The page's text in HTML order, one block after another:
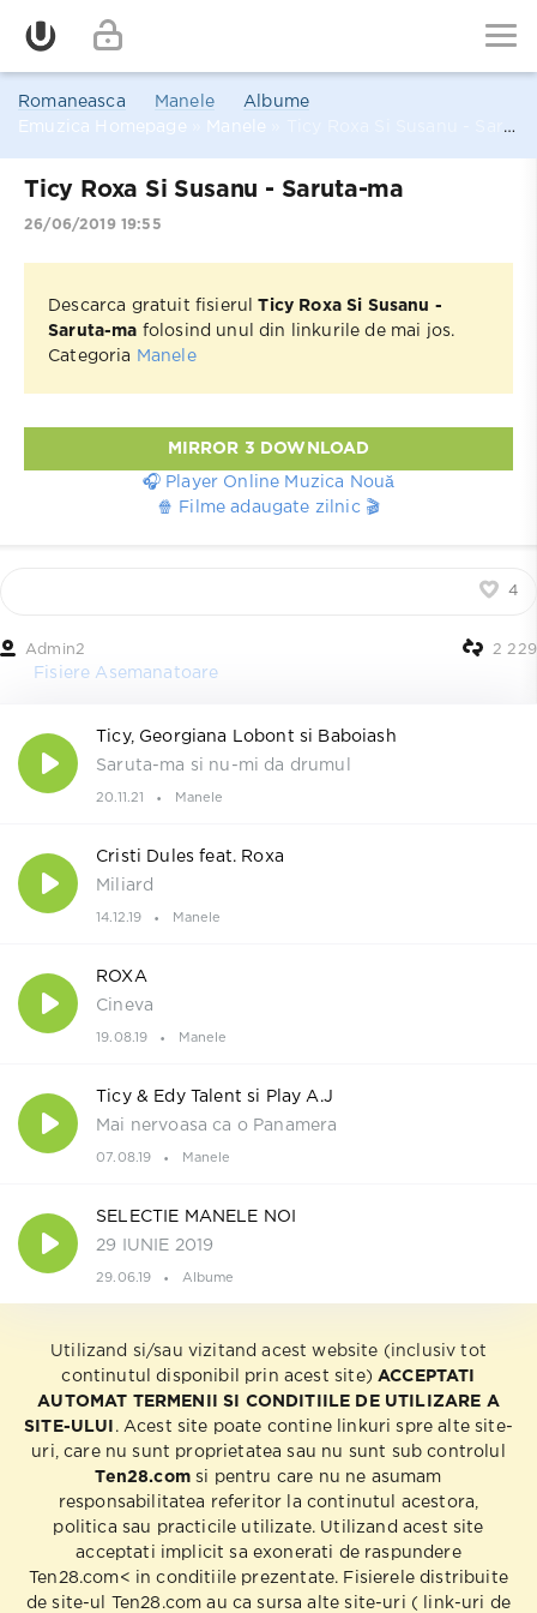
Romaneasca Manele
Albume
Emuzica Homepage
Manele
Ticy Roxa Si Susanu - Saruta-ma
26/06/2019 19:55
Descarca gratuit fisierulTicy Roxa Si Susanu -
Saruta-ma folosind unul din linkurile de mai jos.
Categoria
Manele
MIRROR 3 DOWNLOAD
🎧 Player Online Muzica Nouă
🍿 Filme adaugate zilnic 🎬
4
Admin2 2 229
Fisiere Asemanatoare
Ticy, Georgiana Lobont si Baboiash
Saruta-ma si nu-mi da drumul
20.11.21 Manele
Cristi Dules feat. Roxa
Miliard
14.12.19 Manele
ROXA
Cineva
19.08.19 Manele
Ticy & Edy Talent si Play A.J
Mai nervoasa ca o Panamera
07.08.19 Manele
SELECTIE MANELE NOI
29 IUNIE 2019
29.06.19 Albume
Utilizand si/sau vizitand acest website (inclusiv tot
continutul disponibil prin acest site) ACCEPTATI
AUTOMAT TERMENII SI CONDITIILE DE UTILIZARE A
SITE-ULUI
. Acest site poate contine linkuri spre alte site-
uri, care nu sunt proprietatea sau nu sunt sub controlul
Ten28.comsi pentru care nu ne asumam
responsabilitatea referitor la continutul acestora,
politica sau practicile utilizate. Utilizand acest site
acceptati implicit sa exonerati de raspundere
Ten28.com< in conditiile prezentate. Fisierele distribuite
de site-ul Ten28.com au ca sursa alte site-uri ( link-uri de